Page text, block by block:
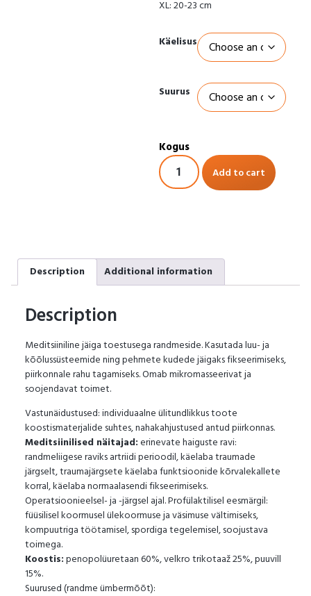
XL: 20-23 cm
Käelisus
Suurus
Add to cart
Description Additional information
Description
Meditsiiniline jäiga toestusega randmeside. Kasutada luu- ja
kõõlussüsteemide ning pehmete kudede jäigaks fikseerimiseks,
piirkonnale rahu tagamiseks. Omab mikromasseerivat ja
soojendavat toimet.
Vastunäidustused: individuaalne ülitundlikkus toote
koostismaterjalide suhtes, nahakahjustused antud piirkonnas.
Meditsiinilised näitajad:erinevate haiguste ravi:
randmeliigese raviks artriidi perioodil, käelaba traumade
järgselt, traumajärgsete käelaba funktsioonide kõrvalekallete
korral, käelaba normaalasendi fikseerimiseks.
Operatsioonieelsel- ja -järgsel ajal. Profülaktilisel eesmärgil:
füüsilisel koormusel ülekoormuse ja väsimuse vältimiseks,
kompuutriga töötamisel, spordiga tegelemisel, soojustava
toimega.
Koostis:penopolüuretaan 60%, velkro trikotaaž 25%, puuvill
15%.
Suurused (randme ümbermõõt):